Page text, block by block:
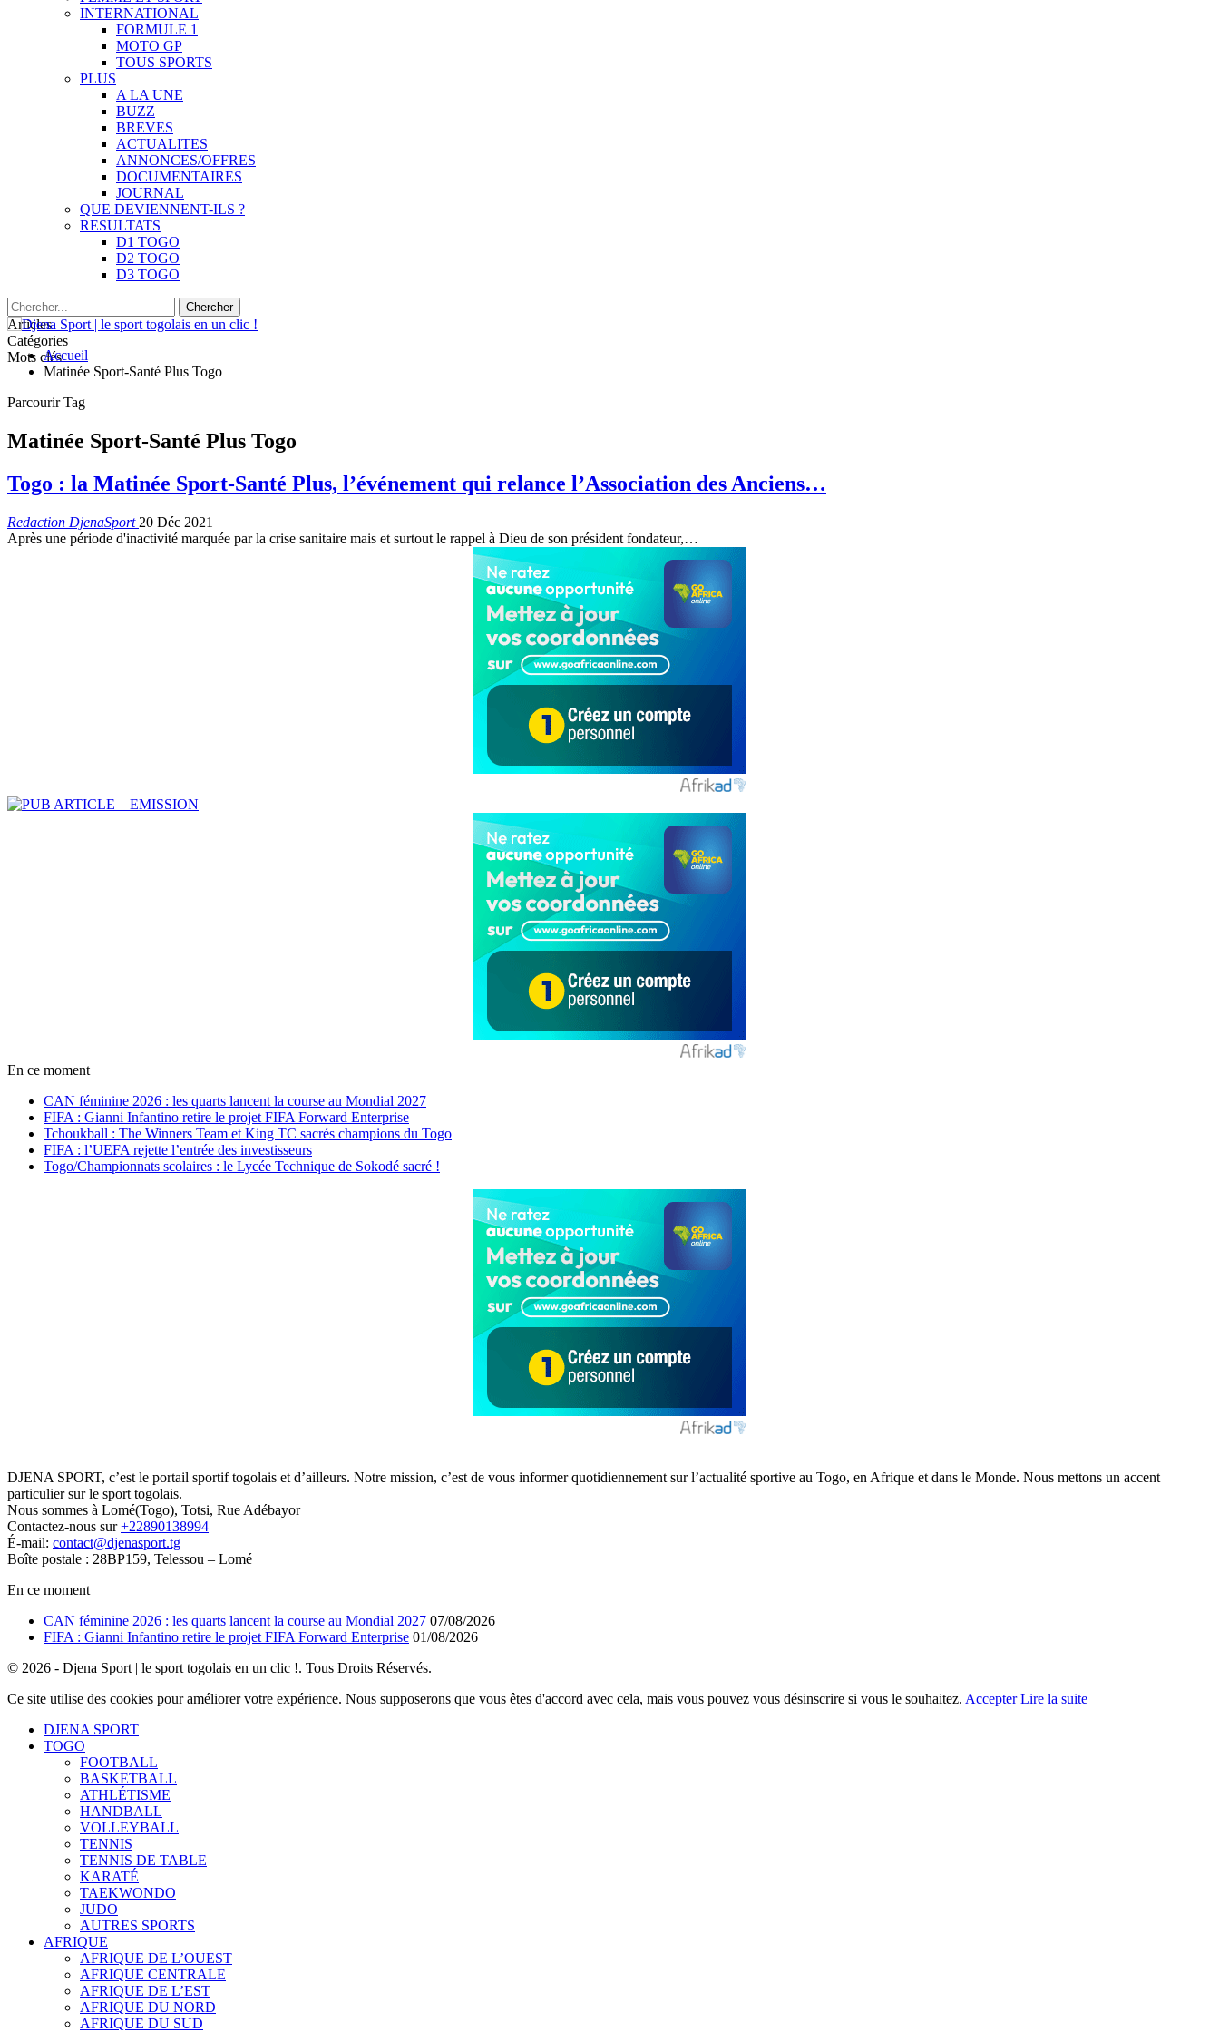
INTERNATIONAL
FORMULE 1
MOTO GP
TOUS SPORTS
PLUS
A LA UNE
BUZZ
BREVES
ACTUALITES
ANNONCES/OFFRES
DOCUMENTAIRES
JOURNAL
QUE DEVIENNENT-ILS ?
RESULTATS
D1 TOGO
D2 TOGO
D3 TOGO
Articles
Catégories
Mots clésAccueil
Matinée Sport-Santé Plus Togo
Parcourir Tag
Matinée Sport-Santé Plus Togo
Togo : la Matinée Sport-Santé Plus, l’événement qui relance l’Association des Anciens…
Redaction DjenaSport 20 Déc 2021
Après une période d'inactivité marquée par la crise sanitaire mais et surtout le rappel à Dieu de son président fondateur,…
En ce moment
CAN féminine 2026 : les quarts lancent la course au Mondial 2027
FIFA : Gianni Infantino retire le projet FIFA Forward Enterprise
Tchoukball : The Winners Team et King TC sacrés champions du Togo
FIFA : l’UEFA rejette l’entrée des investisseurs
Togo/Championnats scolaires : le Lycée Technique de Sokodé sacré !
DJENA SPORT, c’est le portail sportif togolais et d’ailleurs. Notre mission, c’est de vous informer quotidiennement sur l’actualité sportive au Togo, en Afrique et dans le Monde. Nous mettons un accent
particulier sur le sport togolais.
Nous sommes à Lomé(Togo), Totsi, Rue Adébayor
Contactez-nous sur+22890138994
É-mail: contact@djenasport.tg
Boîte postale : 28BP159, Telessou – Lomé
En ce moment
CAN féminine 2026 : les quarts lancent la course au Mondial 2027 07/08/2026
FIFA : Gianni Infantino retire le projet FIFA Forward Enterprise 01/08/2026
© 2026 - Djena Sport | le sport togolais en un clic !. Tous Droits Réservés.
Ce site utilise des cookies pour améliorer votre expérience. Nous supposerons que vous êtes d'accord avec cela, mais vous pouvez vous désinscrire si vous le souhaitez. Accepter Lire la suite
DJENA SPORT
TOGO
FOOTBALL
BASKETBALL
ATHLÉTISME
HANDBALL
VOLLEYBALL
TENNIS
TENNIS DE TABLE
KARATÉ
TAEKWONDO
JUDO
AUTRES SPORTS
AFRIQUE
AFRIQUE DE L’OUEST
AFRIQUE CENTRALE
AFRIQUE DE L’EST
AFRIQUE DU NORD
AFRIQUE DU SUD